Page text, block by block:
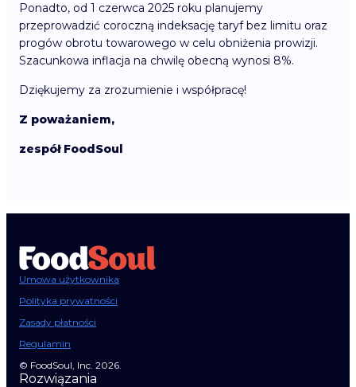
Ponadto, od 1 czerwca 2025 roku planujemy
przeprowadzić coroczną indeksację taryf bez limitu oraz
progów obrotu towarowego w celu obniżenia prowizji.
Szacunkowa inflacja na chwilę obecną wynosi 8%.
Dziękujemy za zrozumienie i współpracę!
Z poważaniem,
zespół FoodSoul
Umowa użytkownika
Polityka prywatności
Zasady płatności
Regulamin
© FoodSoul, Inc. 2026.
Rozwiązania